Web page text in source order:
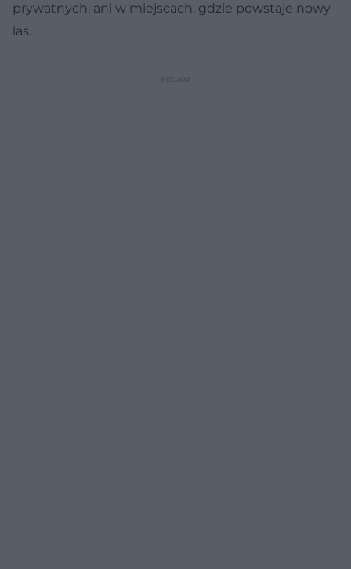
prywatnych, ani w miejscach, gdzie powstaje nowy
las.